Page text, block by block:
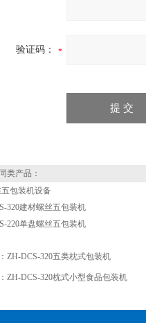
验证码：
类产品：
包装机设备
320建材螺丝五包装机
220单盘螺丝五包装机
ZH-DCS-320五类枕式包装机
ZH-DCS-320枕式小型食品包装机